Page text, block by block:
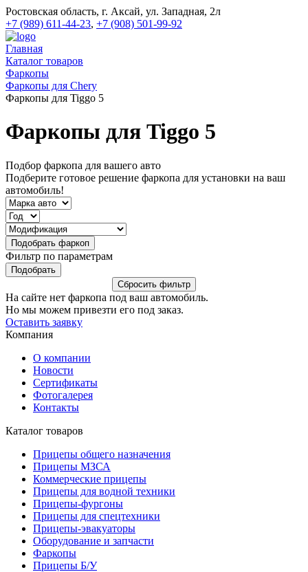
Ростовская область, г. Аксай, ул. Западная, 2л
+7 (989) 611-44-23, +7 (908) 501-99-92
Главная
Каталог товаров
Фаркопы
Фаркопы для Chery
Фаркопы для Tiggo 5
Фаркопы для Tiggo 5
Подбор фаркопа для вашего авто
Подберите готовое решение фаркопа для установки на ваш
автомобиль!
Фильтр по параметрам
На сайте нет фаркопа под ваш автомобиль.
Но мы можем привезти его под заказ.
Оставить заявку
Компания
О компании
Новости
Сертификаты
Фотогалерея
Контакты
Каталог товаров
Прицепы общего назначения
Прицепы МЗСА
Коммерческие прицепы
Прицепы для водной техники
Прицепы-фургоны
Прицепы для спецтехники
Прицепы-эвакуаторы
Оборудование и запчасти
Фаркопы
Прицепы Б/У